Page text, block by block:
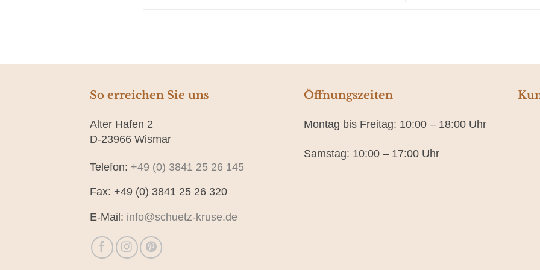
So erreichen Sie uns
Alter Hafen 2
D-23966 Wismar
Telefon: +49 (0) 3841 25 26 145
Fax: +49 (0) 3841 25 26 320
E-Mail: info@schuetz-kruse.de
Öffnungszeiten
Montag bis Freitag: 10:00 – 18:00 Uhr
Samstag: 10:00 – 17:00 Uhr